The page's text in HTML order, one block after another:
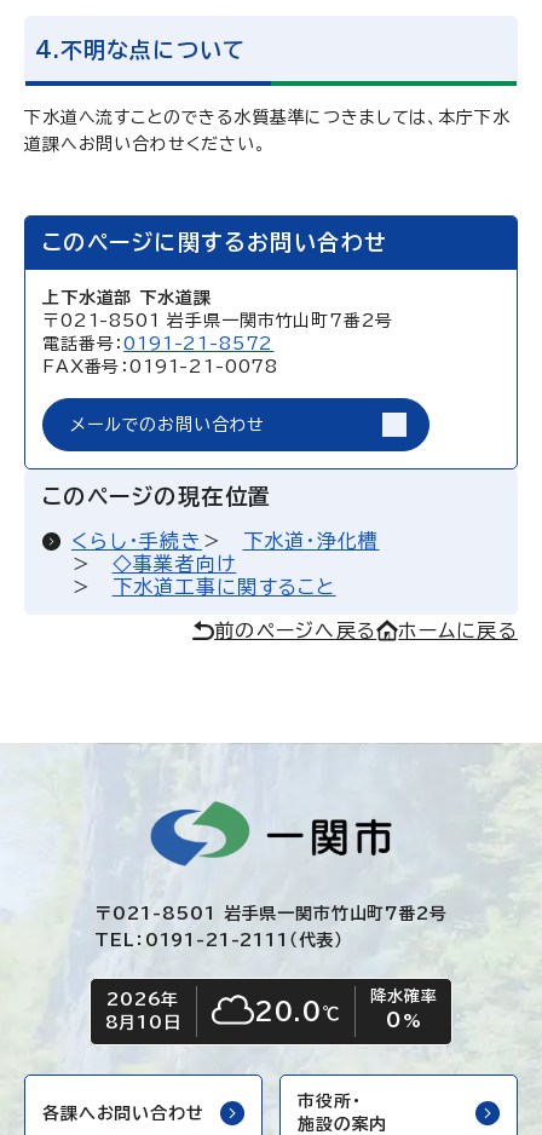
4.不明な点について
下水道へ流すことのできる水質基準につきましては、本庁下水
道課へお問い合わせください。
このページに関するお問い合わせ
上下水道部 下水道課
〒021-8501 岩手県一関市竹山町7番2号
電話番号：0191-21-8572
FAX番号：0191-21-0078
メールでのお問い合わせ
このページの現在位置
くらし・手続き
下水道・浄化槽
◇事業者向け
下水道工事に関すること
前のページへ戻る ホームに戻る
〒021-8501 岩手県一関市竹山町7番2号
TEL：0191-21-2111（代表）
今日の日付
2026年
8月10日
今日の天気
くもり20.0 ℃
降水確率
0 %
各課へお問い合わせ
市役所・
施設の案内